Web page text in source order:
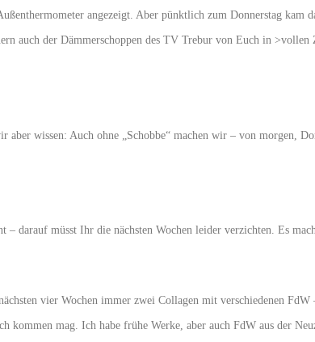
angezeigt. Aber pünktlich zum Donnerstag kam
auch der Dämmerschoppen des TV Trebur von Euch in >vollen
wissen: Auch ohne „Schobbe“ machen wir – von morgen,
– darauf müsst Ihr die nächsten Wochen leider verzichten. Es
vier Wochen immer zwei Collagen mit verschiedenen FdW
kommen mag. Ich habe frühe Werke, aber auch FdW aus der